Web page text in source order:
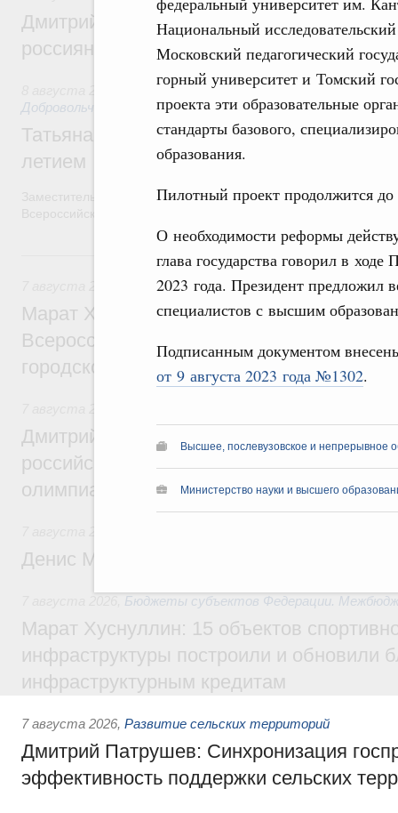
Национальный
Московский педагогический
горный университет и Томский
проекта эти образовательные
стандарты базового,
образования.
Пилотный проект продолжится до
О необходимости реформы
глава государства говорил в
2023 года. Президент предложил
специалистов с высшим
Подписанным документом
от 9 августа 2023 года №1302.
Высшее, послевузовское и непрерывное
Министерство науки и высшего
Дмитрий Чернышенко и Михаил
россиян с Днём физкультурника
Социальные инновации. Некоммерческие
Добровольчество и волонтёрство. Благотворительность
Татьяна Голикова поздравила
летием
Заместитель Председателя Правительства Татьяна Голикова
7 августа, пятница
Экономика городов. Городская среда
Марат Хуснуллин провёл заседание
Всероссийского конкурса лучших
городской среды
Дмитрий Чернышенко и Сергей Кравцов
российскую сборную с победой на
олимпиаде по искусственному
Денис Мантуров посетил Ярославскую
Бюджеты субъектов Федерации.
Марат Хуснуллин: 15 объектов
инфраструктуры построили и обновили
инфраструктурным кредитам
7 августа 2026, Развитие сельских территорий
Дмитрий Патрушев: Синхронизация
эффективность поддержки сельских